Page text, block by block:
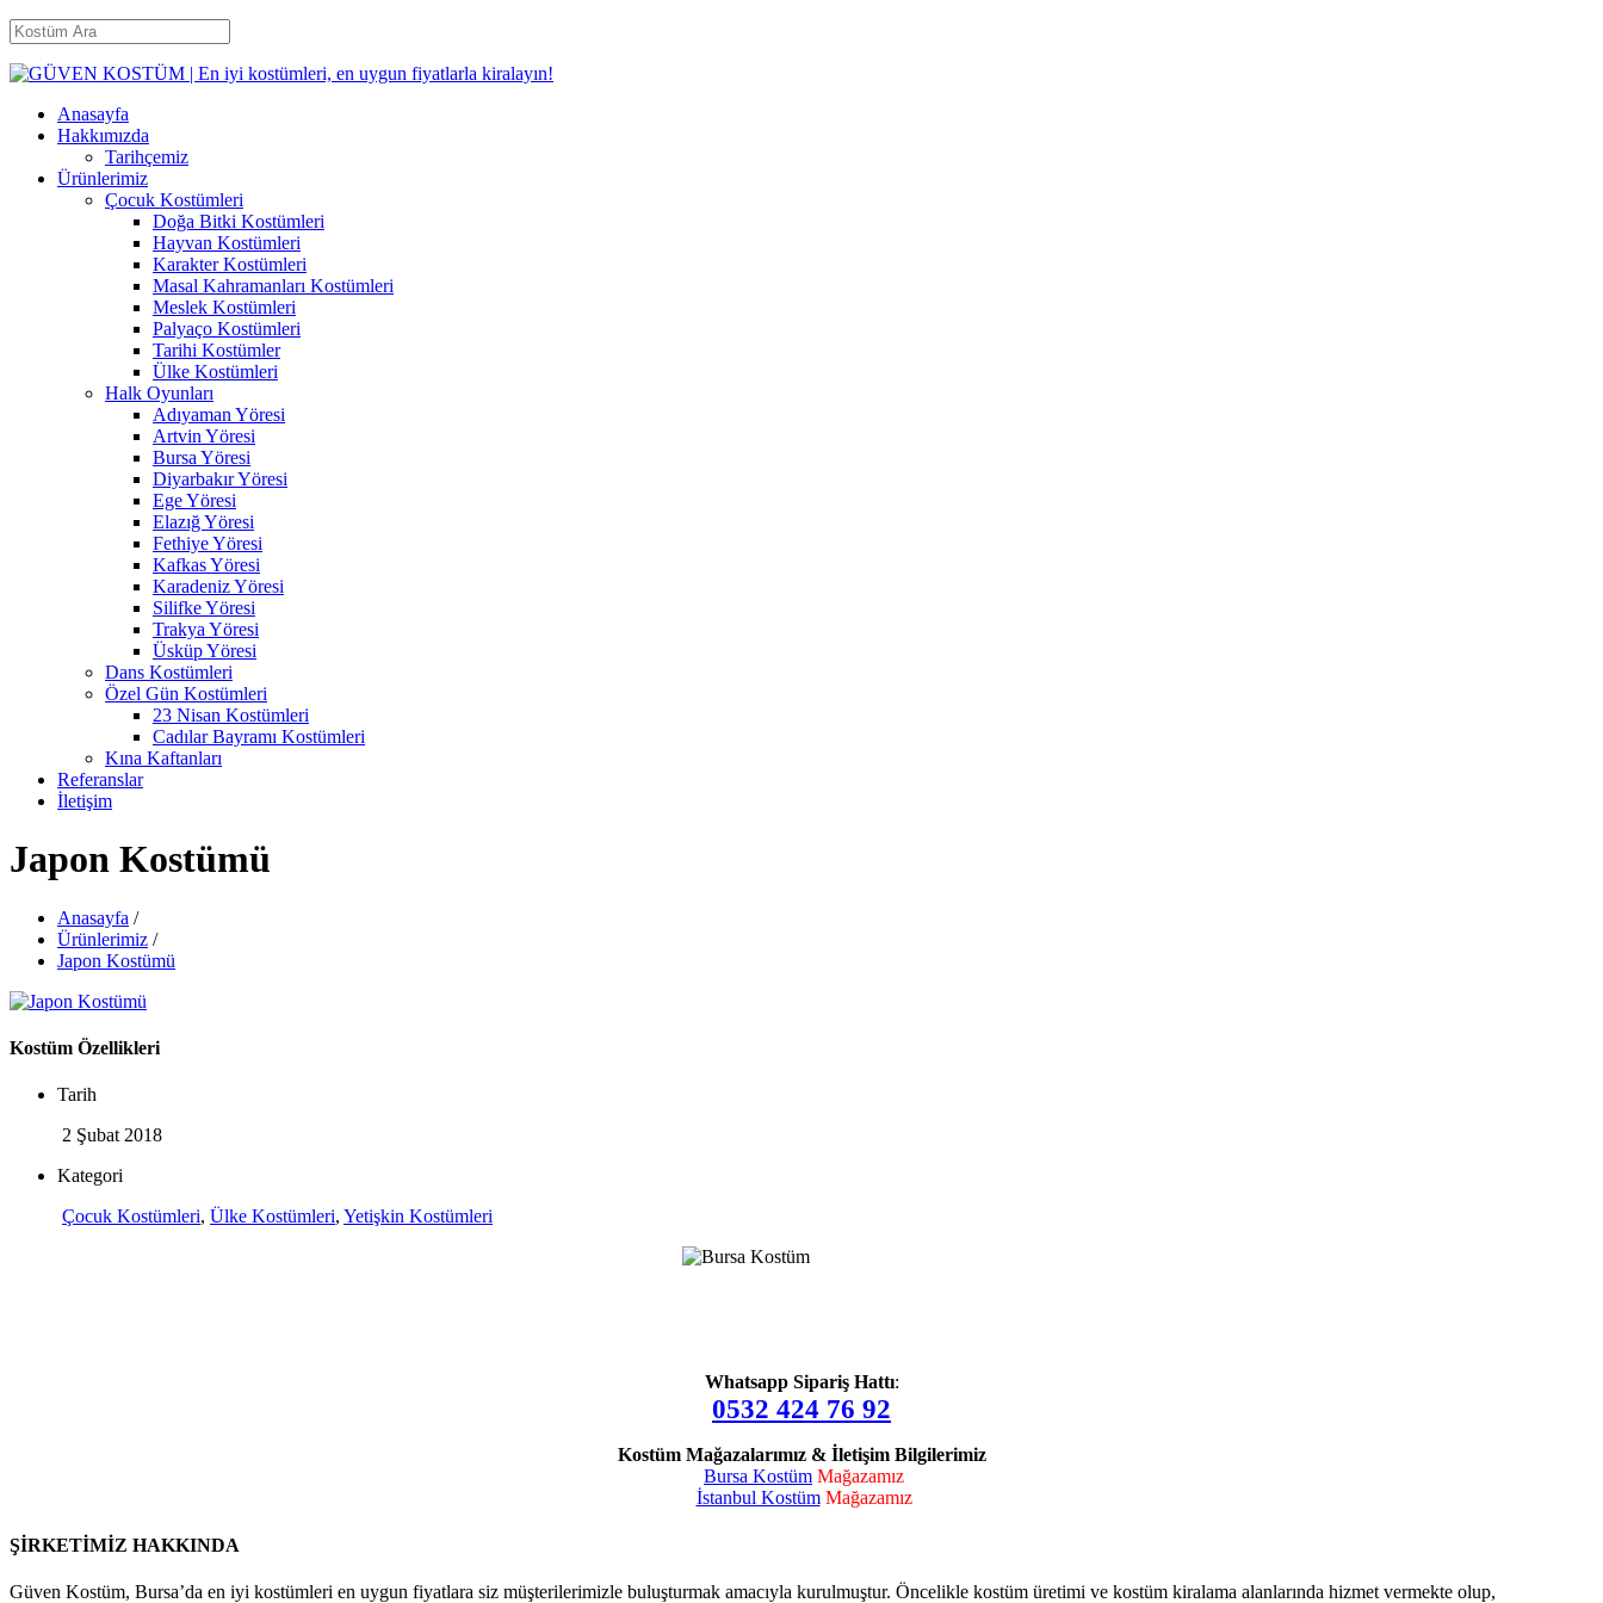
Anasayfa
Hakkımızda
Tarihçemiz
Ürünlerimiz
Çocuk Kostümleri
Doğa Bitki Kostümleri
Hayvan Kostümleri
Karakter Kostümleri
Masal Kahramanları Kostümleri
Meslek Kostümleri
Palyaço Kostümleri
Tarihi Kostümler
Ülke Kostümleri
Halk Oyunları
Adıyaman Yöresi
Artvin Yöresi
Bursa Yöresi
Diyarbakır Yöresi
Ege Yöresi
Elazığ Yöresi
Fethiye Yöresi
Kafkas Yöresi
Karadeniz Yöresi
Silifke Yöresi
Trakya Yöresi
Üsküp Yöresi
Dans Kostümleri
Özel Gün Kostümleri
23 Nisan Kostümleri
Cadılar Bayramı Kostümleri
Kına Kaftanları
Referanslar
İletişim
Japon Kostümü
Anasayfa /
Ürünlerimiz /
Japon Kostümü
Kostüm Özellikleri
Tarih
2 Şubat 2018
Kategori
Çocuk Kostümleri, Ülke Kostümleri, Yetişkin Kostümleri
Whatsapp Sipariş Hattı:
0532 424 76 92
Kostüm Mağazalarımız & İletişim Bilgilerimiz
Bursa Kostüm Mağazamız
İstanbul Kostüm Mağazamız
ŞİRKETİMİZ HAKKINDA
Güven Kostüm, Bursa’da en iyi kostümleri en uygun fiyatlara siz müşterilerimizle buluşturmak amacıyla kurulmuştur. Öncelikle kostüm üretimi ve kostüm kiralama alanlarında hizmet vermekte olup,